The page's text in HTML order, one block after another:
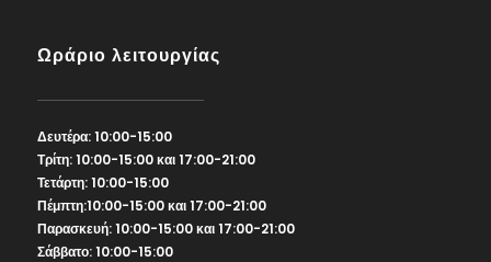
Ωράριο λειτουργίας
Δευτέρα: 10:00-15:00
Τρίτη: 10:00-15:00 και 17:00-21:00
Τετάρτη: 10:00-15:00
Πέμπτη:10:00-15:00 και 17:00-21:00
Παρασκευή: 10:00-15:00 και 17:00-21:00
Σάββατο: 10:00-15:00